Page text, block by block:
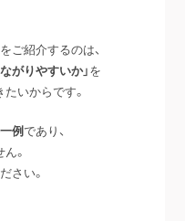
ご紹介するのは、
がりやすいか」を
いからです。
例であり、
。
さい。